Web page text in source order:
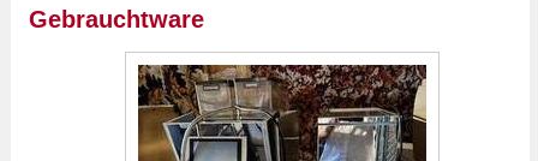
Gebrauchtware